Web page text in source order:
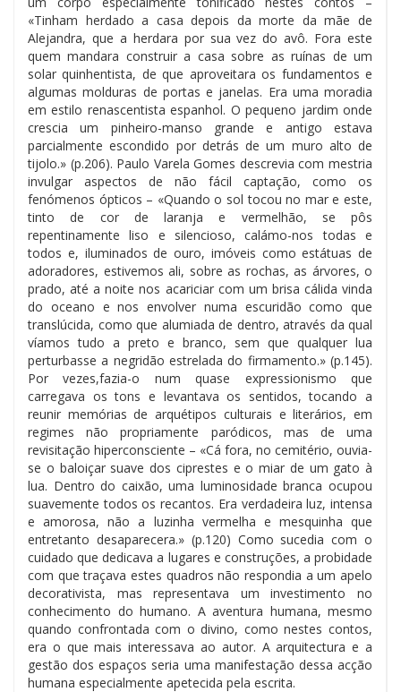
«Tinham herdado a casa depois da morte da mãe de
Alejandra, que a herdara por sua vez do avô. Fora este
quem mandara construir a casa sobre as ruínas de um
solar quinhentista, de que aproveitara os fundamentos e
algumas molduras de portas e janelas. Era uma moradia
em estilo renascentista espanhol. O pequeno jardim onde
crescia um pinheiro-manso grande e antigo estava
parcialmente escondido por detrás de um muro alto de
tijolo.» (p.206). Paulo Varela Gomes descrevia com mestria
invulgar aspectos de não fácil captação, como os
fenómenos ópticos – «Quando o sol tocou no mar e este,
tinto de cor de laranja e vermelhão, se pôs
repentinamente liso e silencioso, calámo-nos todas e
todos e, iluminados de ouro, imóveis como estátuas de
adoradores, estivemos ali, sobre as rochas, as árvores, o
prado, até a noite nos acariciar com um brisa cálida vinda
do oceano e nos envolver numa escuridão como que
translúcida, como que alumiada de dentro, através da qual
víamos tudo a preto e branco, sem que qualquer lua
perturbasse a negridão estrelada do firmamento.» (p.145).
Por vezes,fazia-o num quase expressionismo que
carregava os tons e levantava os sentidos, tocando a
reunir memórias de arquétipos culturais e literários, em
regimes não propriamente paródicos, mas de uma
revisitação hiperconsciente – «Cá fora, no cemitério, ouvia-
se o baloiçar suave dos ciprestes e o miar de um gato à
lua. Dentro do caixão, uma luminosidade branca ocupou
suavemente todos os recantos. Era verdadeira luz, intensa
e amorosa, não a luzinha vermelha e mesquinha que
entretanto desaparecera.» (p.120) Como sucedia com o
cuidado que dedicava a lugares e construções, a probidade
com que traçava estes quadros não respondia a um apelo
decorativista, mas representava um investimento no
conhecimento do humano. A aventura humana, mesmo
quando confrontada com o divino, como nestes contos,
era o que mais interessava ao autor. A arquitectura e a
gestão dos espaços seria uma manifestação dessa acção
humana especialmente apetecida pela escrita.